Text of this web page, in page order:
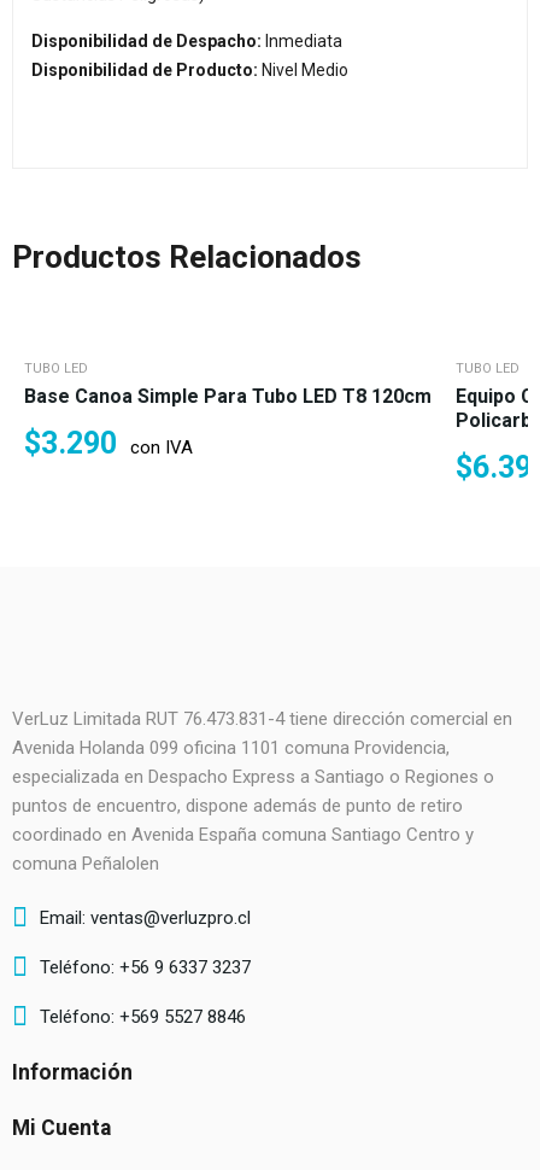
Disponibilidad de Despacho: Inmediata
Disponibilidad de Producto: Nivel Medio
Productos Relacionados
TUBO LED
Base Canoa Simple Para Tubo LED T8 120cm
$3.290 con IVA
TUBO LED
Equipo
$
VerLuz Limitada RUT 76.473.831-4 tiene dirección comercial en
Avenida Holanda 099 oficina 1101 comuna Providencia,
especializada en Despacho Express a Santiago o Regiones o
puntos de encuentro, dispone además de punto de retiro
coordinado en Avenida España comuna Santiago Centro y
comuna Peñalolen
Email: ventas@verluzpro.cl
Teléfono: +56 9 6337 3237
Teléfono: +569 5527 8846
Información
Mi Cuenta